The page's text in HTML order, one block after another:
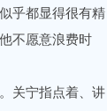
乎都显得很有精
不愿意浪费时
关宁指点着、讲